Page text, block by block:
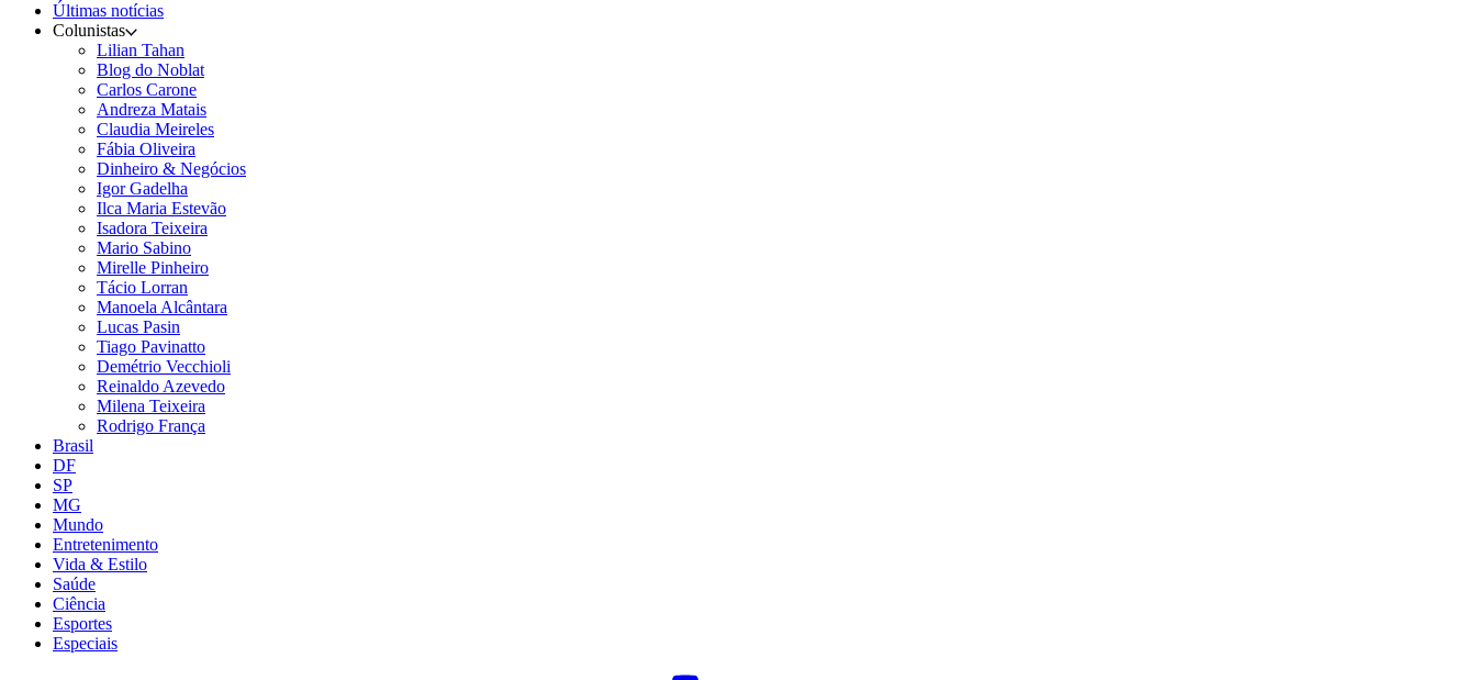
Últimas notícias
Colunistas
Lilian Tahan
Blog do Noblat
Carlos Carone
Andreza Matais
Claudia Meireles
Fábia Oliveira
Dinheiro & Negócios
Igor Gadelha
Ilca Maria Estevão
Isadora Teixeira
Mario Sabino
Mirelle Pinheiro
Tácio Lorran
Manoela Alcântara
Lucas Pasin
Tiago Pavinatto
Demétrio Vecchioli
Reinaldo Azevedo
Milena Teixeira
Rodrigo França
Brasil
DF
SP
MG
Mundo
Entretenimento
Vida & Estilo
Saúde
Ciência
Esportes
Especiais